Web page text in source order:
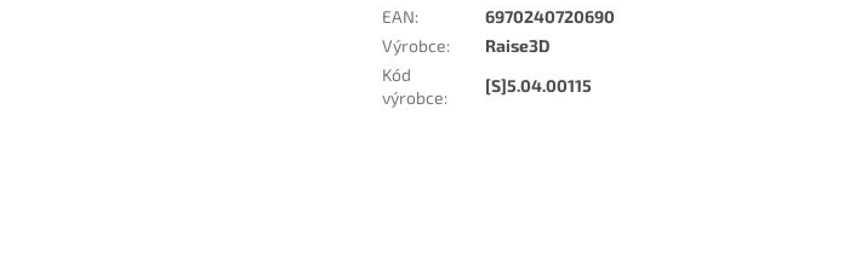
EAN:
6970240720690
Výrobce:
Raise3D
Kód
výrobce:
[S]5.04.00115